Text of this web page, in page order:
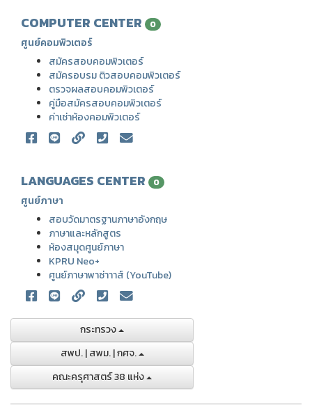
COMPUTER CENTER 0
ศูนย์คอมพิวเตอร์
สมัครสอบคอมพิวเตอร์
สมัครอบรม ติวสอบคอมพิวเตอร์
ตรวจผลสอบคอมพิวเตอร์
คู่มือสมัครสอบคอมพิวเตอร์
ค่าเช่าห้องคอมพิวเตอร์
LANGUAGES CENTER 0
ศูนย์ภาษา
สอบวัดมาตรฐานภาษาอังกฤษ
ภาษาและหลักสูตร
ห้องสมุดศูนย์ภาษา
KPRU Neo+
ศูนย์ภาษาพาซ่าาาส์ (YouTube)
กระทรวง
สพป. | สพม. | กศจ.
คณะครุศาสตร์ 38 แห่ง